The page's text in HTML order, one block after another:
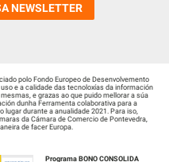
NEWSLETTER
polo Fondo Europeo de Desenvolvemento
e a calidade das tecnoloxías da información
e grazas ao que puido mellorar a súa
dunha Ferramenta colaborativa para a
lugar durante a anualidade 2021. Para iso,
da Cámara de Comercio de Pontevedra,
de facer Europa.
Programa BONO CONSOLIDA